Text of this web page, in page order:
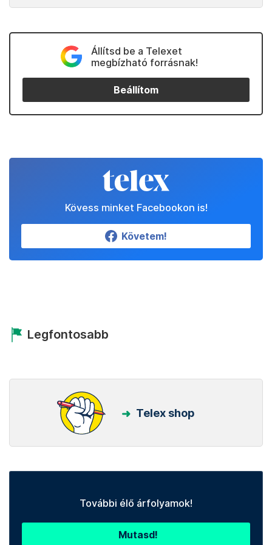
Állítsd be a Telexet
megbízható forrásnak!
Beállítom
Kövess minket Facebookon is!
Követem!
Legfontosabb
Telex shop
További élő árfolyamok!
Mutasd!